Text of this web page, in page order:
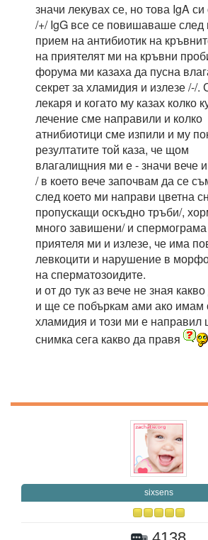
значи лекувах се, но това IgA си
/+/ IgG все се повишаваше след
прием на антибиотик на
на приятелят ми на кръвни
форума ми казаха да пусна
секрет за хламидия и излезе /-/.
лекаря и когато му казах колко
лечение сме направили и колко
атнибиотици сме изпили и му
резултатите той каза, че щом
влагалищния ми е - значи вече
/ в което вече започвам да се
след което ми направи цветна
пропускащи оскъдно тръби/,
много завишени/ и
приятеля ми и излезе, че има
левкоцити и нарушение в
на сперматозоидите.
и от до тук аз вече не зная
и ще се побъркам ами ако
хламидия и този ми е направил
снимка сега какво да правя
sixsens